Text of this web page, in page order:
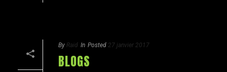
By Raid In Posted 27 janvier 2017
BLOGS